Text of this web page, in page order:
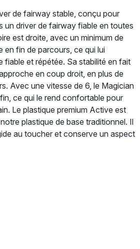
de fairway stable, conçu pour
un driver de fairway fiable en toutes
est droite, avec un minimum de
en fin de parcours, ce qui lui
fiable et répétée. Sa stabilité en fait
en coup droit, en plus de
Avec une vitesse de 6, le Magician
ce qui le rend confortable pour
Le plastique premium Active est
plastique de base traditionnel. Il
au toucher et conserve un aspect